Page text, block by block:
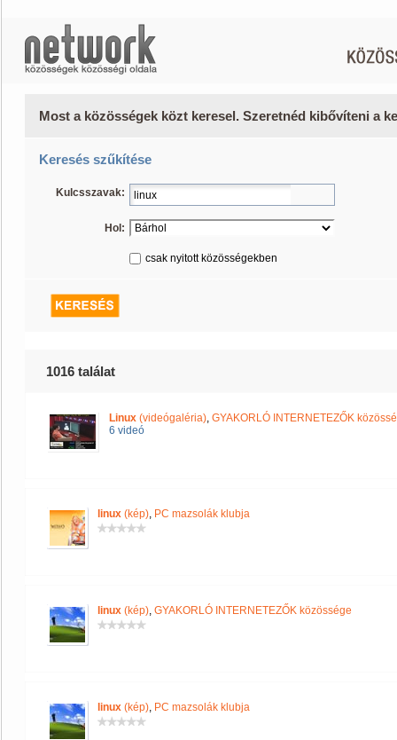
Most a közösségek közt keresel. Szeretnéd kibővíteni a
Keresés szűkítése
Kulcsszavak:
Hol:
csak nyitott közösségekben
1016 találat
Linux (videógaléria), GYAKORLÓ INTERNETEZŐK
6 videó
linux (kép), PC mazsolák klubja
linux (kép), GYAKORLÓ INTERNETEZŐK közössége
linux (kép), PC mazsolák klubja